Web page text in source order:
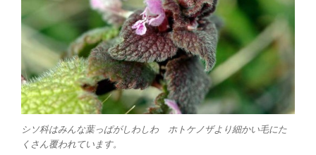
シソ科はみんな葉っぱがしわしわ ホトケノザより細かい毛にた
くさん覆われています。